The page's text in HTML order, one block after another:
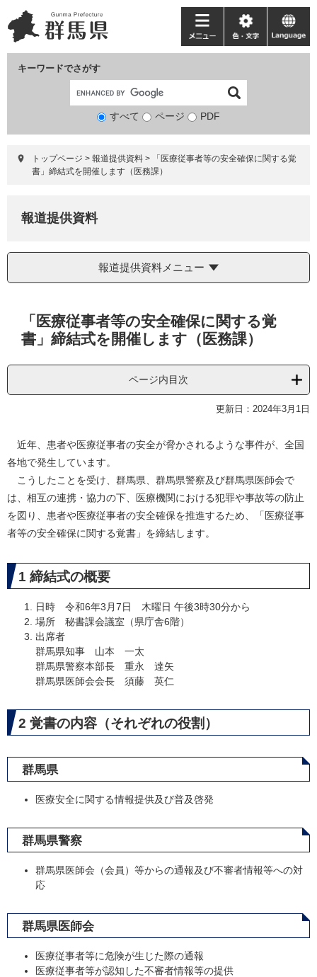
ー
ジ
ニ
ュ
て
キーワードでさがす
検
象
すべて ページ PDF
メ
ニ
ー
色・
文
language
トップページ > 報道提供資料 >
「医療従事者等の安全確保に関する覚
書」締結式を開催します（医務課）
報道提供資料
報道提供資料メニュー
「医療従事者等の安全確保に関する覚
書」締結式を開催します（医務課）
ページ内目次
更新日：2024年3月1日
近年、患者や医療従事者の安全が脅かされるような事件が、全国
各地で発生しています。
こうしたことを受け、群馬県、群馬県警察及び群馬県医師会で
は、相互の連携・協力の下、医療機関における犯罪や事故等の防止
を図り、患者や医療従事者の安全確保を推進するため、「医療従事
者等の安全確保に関する覚書」を締結します。
1 締結式の概要
日時 令和6年3月7日 木曜日 午後3時30分から
場所 秘書課会議室（県庁舎6階）
出席者
群馬県知事 山本 一太
群馬県警察本部長 重永 達矢
群馬県医師会会長 須藤 英仁
2 覚書の内容（それぞれの役割）
群馬県
医療安全に関する情報提供及び普及啓発
群馬県警察
群馬県医師会（会員）等からの通報及び不審者情報等への対
応
群馬県医師会
医療従事者等に危険が生じた際の通報
医療従事者等が認知した不審者情報等の提供